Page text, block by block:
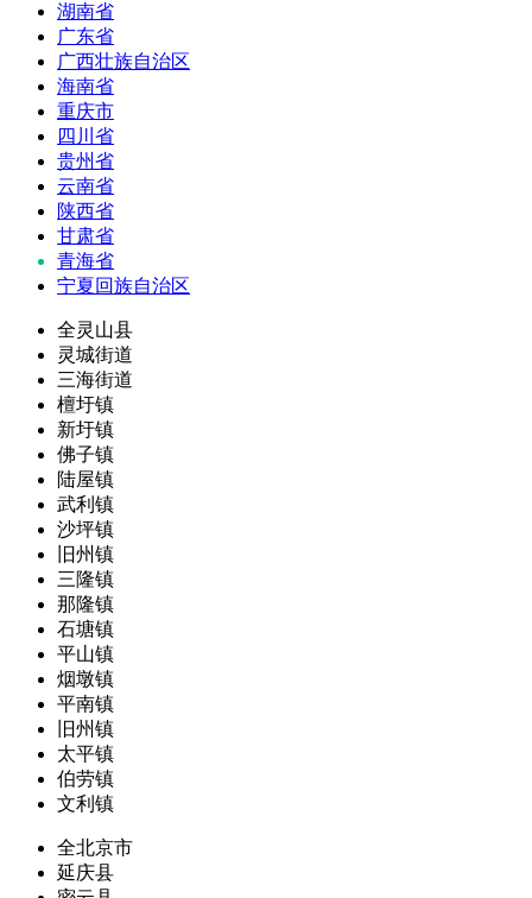
湖南省
广东省
广西壮族自治区
海南省
重庆市
四川省
贵州省
云南省
陕西省
甘肃省
青海省
宁夏回族自治区
全灵山县
灵城街道
三海街道
檀圩镇
新圩镇
佛子镇
陆屋镇
武利镇
沙坪镇
旧州镇
三隆镇
那隆镇
石塘镇
平山镇
烟墩镇
平南镇
旧州镇
太平镇
伯劳镇
文利镇
全北京市
延庆县